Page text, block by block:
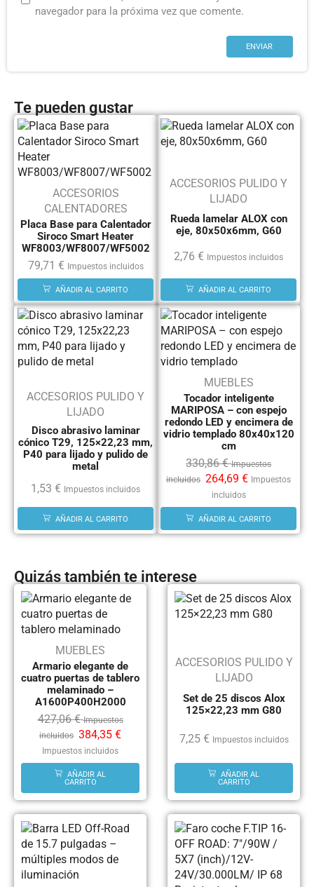
navegador para la próxima vez que comente.
Te pueden gustar
ACCESORIOS
CALENTADORES
Placa Base para Calentador
Siroco Smart Heater
WF8003/WF8007/WF5002
79,71 € Impuestos incluidos
AÑADIR AL CARRITO
ACCESORIOS PULIDO Y
LIJADO
Rueda lamelar ALOX con
eje, 80x50x6mm, G60
2,76 € Impuestos incluidos
AÑADIR AL CARRITO
ACCESORIOS PULIDO Y
LIJADO
Disco abrasivo laminar
cónico T29, 125×22,23 mm,
P40 para lijado y pulido de
metal
1,53 € Impuestos incluidos
AÑADIR AL CARRITO
MUEBLES
Tocador inteligente
MARIPOSA – con espejo
redondo LED y encimera de
vidrio templado 80x40x120
cm
330,86€ Impuestos
incluidos 264,69 € Impuestos
incluidos
AÑADIR AL CARRITO
Quizás también te interese
MUEBLES
Armario elegante de
cuatro puertas de tablero
melaminado –
A1600P400H2000
427,06€ Impuestos
incluidos 384,35 €
Impuestos incluidos
AÑADIR AL
CARRITO
ACCESORIOS PULIDO Y
LIJADO
Set de 25 discos Alox
125×22,23 mm G80
7,25 € Impuestos incluidos
AÑADIR AL
CARRITO